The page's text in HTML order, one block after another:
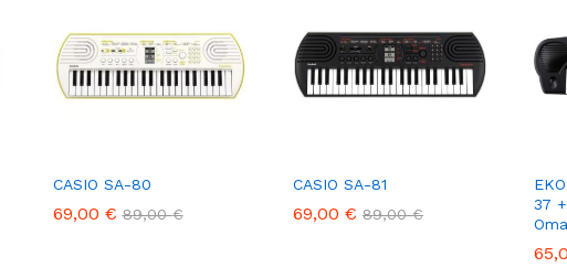
CASIO SA-80
69,00 € 89,00€
69,00 € 89,00€
CASIO SA-81
69,00 € 89,00€
69,00 € 89,00€
37